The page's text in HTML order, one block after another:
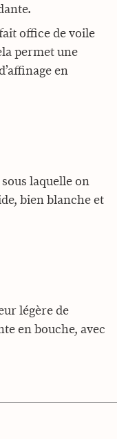
office de voile
permet une
en
laquelle on
bien blanche et
légère de
en bouche, avec